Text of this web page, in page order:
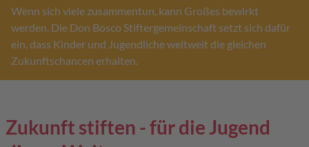
Wenn sich viele zusammentun, kann Großes bewirkt
werden. Die Don Bosco Stiftergemeinschaft setzt sich dafür
ein, dass Kinder und Jugendliche weltweit die gleichen
Zukunftschancen erhalten.
Zukunft stiften - für die Jugend